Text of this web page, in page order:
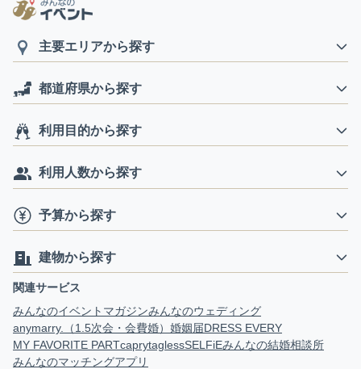
主要エリアから探す
都道府県から探す
利用目的から探す
利用人数から探す
予算から探す
建物から探す
関連サービス
みんなのイベントマガジンみんなのウェディング
anymarry.（1.5次会・会費婚） 婚姻届DRESS EVERY
MY FAVORITE PARTcaprytaglessSELFiEみんなの結婚相談所
みんなのマッチングアプリ